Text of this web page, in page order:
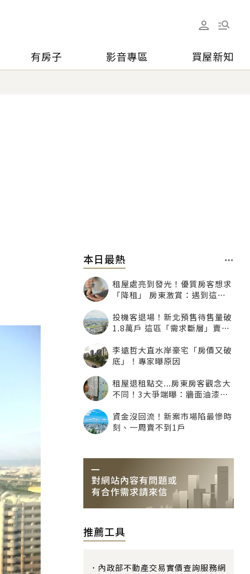
有房子 影音專區 買屋新知
本日最熱
租屋處亮到發光！優質房客想求
「降租」 房東激賞：遇到這種
投機客退場！新北預售待售量破
1.8萬戶 這區「需求斷層」賣壓
李遠哲大直水岸豪宅「房價又破
底」！專家曝原因
租屋退租點交...房東房客觀念大
不同！3大爭端曝：牆面油漆、
資金沒回流！新案市場陷最慘時
刻、一周賣不到1戶
推薦工具
內政部不動產交易實價查詢服務網